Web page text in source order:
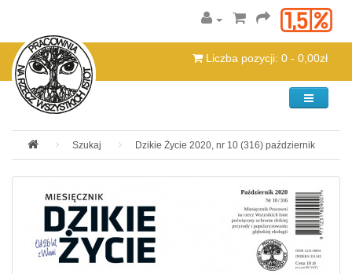
Liczba pozycji: 0 - 0,00zł
Kategorie
Szukaj Dzikie Życie 2020, nr 10 (316) październik